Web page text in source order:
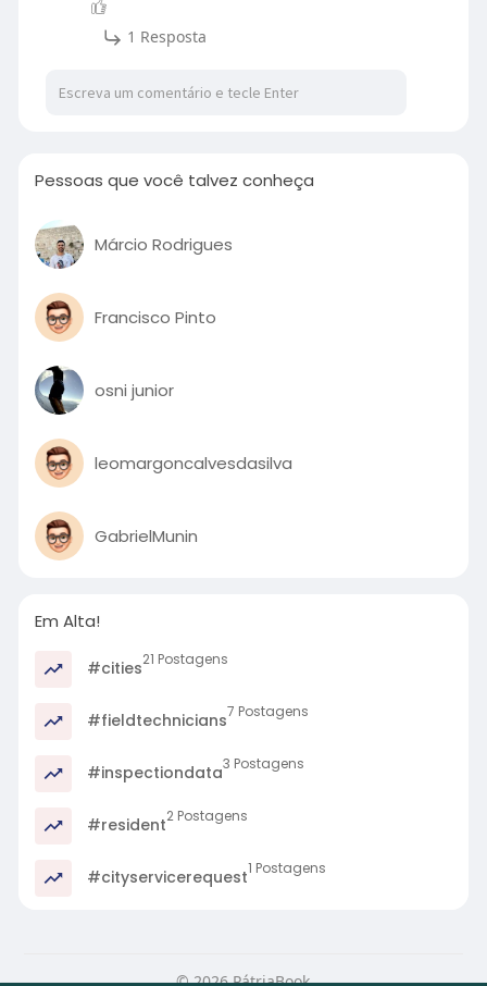
1 Resposta
Pessoas que você talvez conheça
Márcio Rodrigues
Francisco Pinto
osni junior
leomargoncalvesdasilva
GabrielMunin
Em Alta!
#cities21 Postagens
#fieldtechnicians7 Postagens
#inspectiondata3 Postagens
#resident2 Postagens
#cityservicerequest1 Postagens
© 2026 PátriaBook